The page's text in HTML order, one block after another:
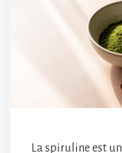
La spiruline est